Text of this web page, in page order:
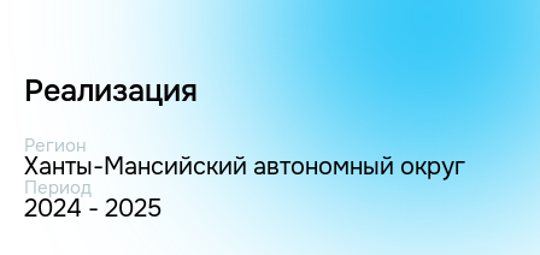
Реализация
Регион
Ханты-Мансийский автономный округ
Период
2024 - 2025